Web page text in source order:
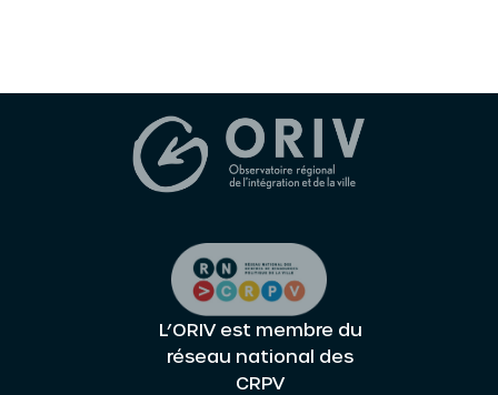
L’ORIV est membre du
réseau national des
CRPV